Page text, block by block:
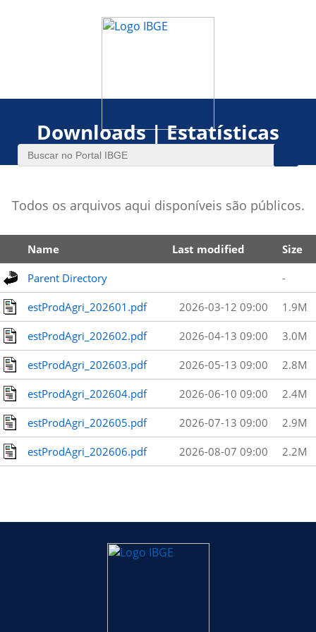
Downloads | Estatísticas
Todos os arquivos aqui disponíveis são públicos.
Name Last modified Size
Parent Directory -
estProdAgri_202601.pdf 2026-03-12 09:00 1.9M
estProdAgri_202602.pdf 2026-04-13 09:00 3.0M
estProdAgri_202603.pdf 2026-05-13 09:00 2.8M
estProdAgri_202604.pdf 2026-06-10 09:00 2.4M
estProdAgri_202605.pdf 2026-07-13 09:00 2.9M
estProdAgri_202606.pdf 2026-08-07 09:00 2.2M